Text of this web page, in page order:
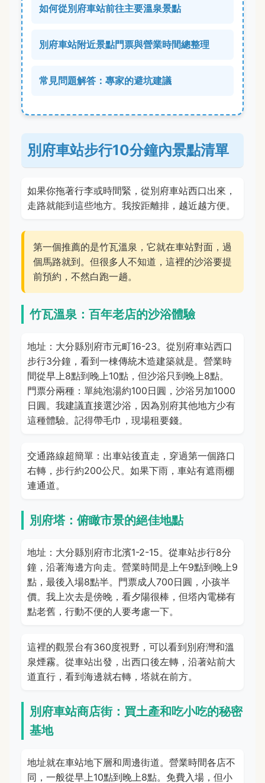
如何從別府車站前往主要溫泉景點
別府車站附近景點門票與營業時間總整理
常見問題解答：專家的避坑建議
別府車站步行10分鐘內景點清單
如果你拖著行李或時間緊，從別府車站西口出來，
走路就能到這些地方。我按距離排，越近越方便。
第一個推薦的是竹瓦溫泉，它就在車站對面，過
個馬路就到。但很多人不知道，這裡的沙浴要提
前預約，不然白跑一趟。
竹瓦溫泉：百年老店的沙浴體驗
地址：大分縣別府市元町16-23。從別府車站西口
步行3分鐘，看到一棟傳統木造建築就是。營業時
間從早上8點到晚上10點，但沙浴只到晚上8點。
門票分兩種：單純泡湯約100日圓，沙浴另加1000
日圓。我建議直接選沙浴，因為別府其他地方少有
這種體驗。記得帶毛巾，現場租要錢。
交通路線超簡單：出車站後直走，穿過第一個路口
右轉，步行約200公尺。如果下雨，車站有遮雨棚
連通道。
別府塔：俯瞰市景的絕佳地點
地址：大分縣別府市北濱1-2-15。從車站步行8分
鐘，沿著海邊方向走。營業時間是上午9點到晚上9
點，最後入場8點半。門票成人700日圓，小孩半
價。我上次去是傍晚，看夕陽很棒，但塔內電梯有
點老舊，行動不便的人要考慮一下。
這裡的觀景台有360度視野，可以看到別府灣和溫
泉煙霧。從車站出發，出西口後左轉，沿著站前大
道直行，看到海邊就右轉，塔就在前方。
別府車站商店街：買土產和吃小吃的秘密
基地
地址就在車站地下層和周邊街道。營業時間各店不
同，一般從早上10點到晚上8點。免費入場，但小